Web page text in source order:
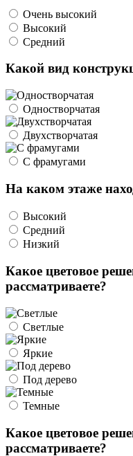
Очень высокий
Высокий
Средний
Какой вид
Одностворчатая
Двухстворчатая
С фрамугами
На каком этаже
Высокий
Средний
Низкий
Какое цветовое
рассматриваете?
Светлые
Яркие
Под дерево
Темные
Какое цветовое
рассматриваете?